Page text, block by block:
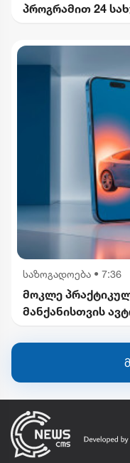
პროგრამით 24
საზოგადოება • 7:36
მოკლე
მანქანისთვის